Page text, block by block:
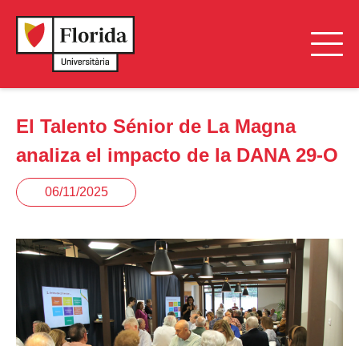
El Talento Sénior de La Magna
analiza el impacto de la DANA 29-O
06/11/2025